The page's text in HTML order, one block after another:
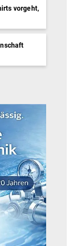
vorgeht,